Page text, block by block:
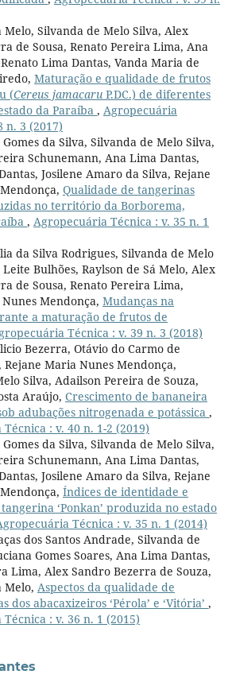
Melo, Silvanda de Melo Silva, Alex
de Sousa, Renato Pereira Lima, Ana
Lima Dantas, Vanda Maria de
Maturação e qualidade de frutos
(Cereus jamacaruP.DC.) de diferentes
da Paraíba , Agropecuária
n. 3 (2017)
da Silva, Silvanda de Melo Silva,
Schunemann, Ana Lima Dantas,
Josilene Amaro da Silva, Rejane
Qualidade de tangerinas
no território da Borborema,
, Agropecuária Técnica : v. 35 n. 1
da Silva Rodrigues, Silvanda de Melo
Bulhões, Raylson de Sá Melo, Alex
de Sousa, Renato Pereira Lima,
Mendonça, Mudanças na
a maturação de frutos de
Técnica : v. 39 n. 3 (2018)
Bezerra, Otávio do Carmo de
Maria Nunes Mendonça,
Silva, Adailson Pereira de Souza,
Araújo, Crescimento de bananeira
adubações nitrogenada e potássica ,
: v. 40 n. 1-2 (2019)
da Silva, Silvanda de Melo Silva,
Schunemann, Ana Lima Dantas,
Josilene Amaro da Silva, Rejane
Índices de identidade e
‘Ponkan’ produzida no estado
Técnica : v. 35 n. 1 (2014)
dos Santos Andrade, Silvanda de
Gomes Soares, Ana Lima Dantas,
Lima, Alex Sandro Bezerra de Souza,
Melo, Aspectos da qualidade de
dos abacaxizeiros ‘Pérola’ e ‘Vitória’ ,
: v. 36 n. 1 (2015)